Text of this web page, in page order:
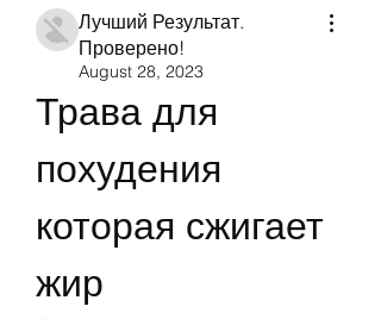
Лучший Результат.
Проверено!
August 28, 2023
Трава для
похудения
которая сжигает
жир